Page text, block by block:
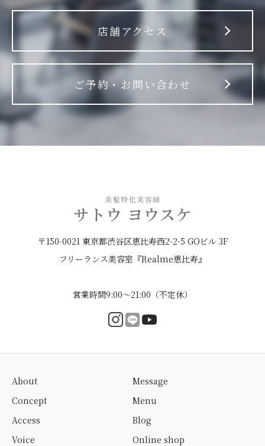
店舗アクセス
ご予約・お問い合わせ
〒150-0021 東京都渋谷区恵比寿西2-2-5 GOビル 3F
フリーランス美容室『Realme恵比寿』
営業時間9:00〜21:00（不定休）
About
Message
Concept
Menu
Access
Blog
Voice
Online shop